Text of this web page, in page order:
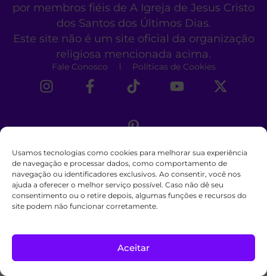
Usamos tecnologias como cookies para melhorar sua experiência
de navegação e processar dados, como comportamento de
navegação ou identificadores exclusivos. Ao consentir, você nos
ajuda a oferecer o melhor serviço possível. Caso não dê seu
consentimento ou o retire depois, algumas funções e recursos do
site podem não funcionar corretamente.
Aceitar
por membros fiéis de A Igreja de Jesus Cristo
dos Santos dos Últimos Dias.
Este site não é um site oficial da organização
religiosa mencionada acima.
Fale Conosco Políticas de Cookies